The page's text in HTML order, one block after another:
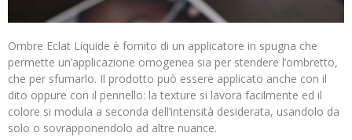
Ombre Eclat Liquide è fornito di un applicatore in spugna che
permette un’applicazione omogenea sia per stendere l’ombretto,
che per sfumarlo. Il prodotto può essere applicato anche con il
dito oppure con il pennello: la texture si lavora facilmente ed il
colore si modula a seconda dell’intensità desiderata, usandolo da
solo o sovrapponendolo ad altre nuance.